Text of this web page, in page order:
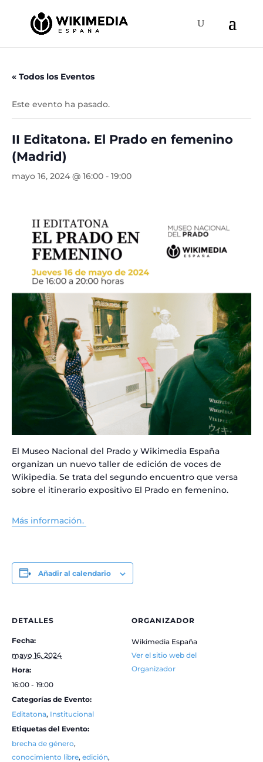
« Todos los Eventos
Este evento ha pasado.
II Editatona. El Prado en femenino
(Madrid)
mayo 16, 2024 @ 16:00 - 19:00
El Museo Nacional del Prado y Wikimedia España
organizan un nuevo taller de edición de voces de
Wikipedia. Se trata del segundo encuentro que versa
sobre el itinerario expositivo El Prado en femenino.
Más información.
Añadir al calendario
DETALLES
Fecha:
mayo 16, 2024
Hora:
16:00 - 19:00
Categorías de Evento:
Editatona, Institucional
Etiquetas del Evento:
brecha de género,
conocimiento libre, edición,
ORGANIZADOR
Wikimedia España
Ver el sitio web del
Organizador